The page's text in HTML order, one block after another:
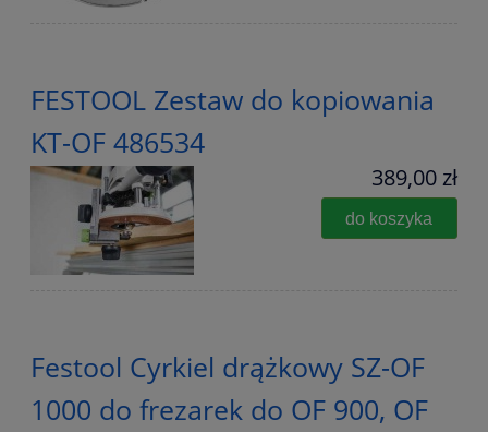
FESTOOL Zestaw do kopiowania
KT-OF 486534
389,00 zł
do koszyka
Festool Cyrkiel drążkowy SZ-OF
1000 do frezarek do OF 900, OF